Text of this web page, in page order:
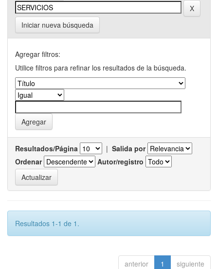
Iniciar nueva búsqueda
Agregar filtros:
Utilice filtros para refinar los resultados de la búsqueda.
Resultados/Página | Salida por
Ordenar
Autor/registro
Resultados 1-1 de 1.
anterior 1 siguiente